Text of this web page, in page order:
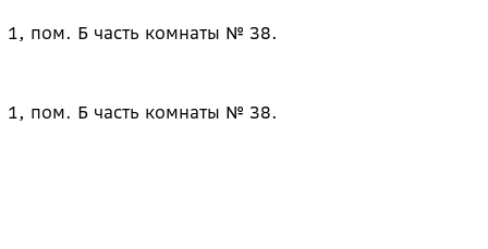
пом. Б часть комнаты № 38.
пом. Б часть комнаты № 38.